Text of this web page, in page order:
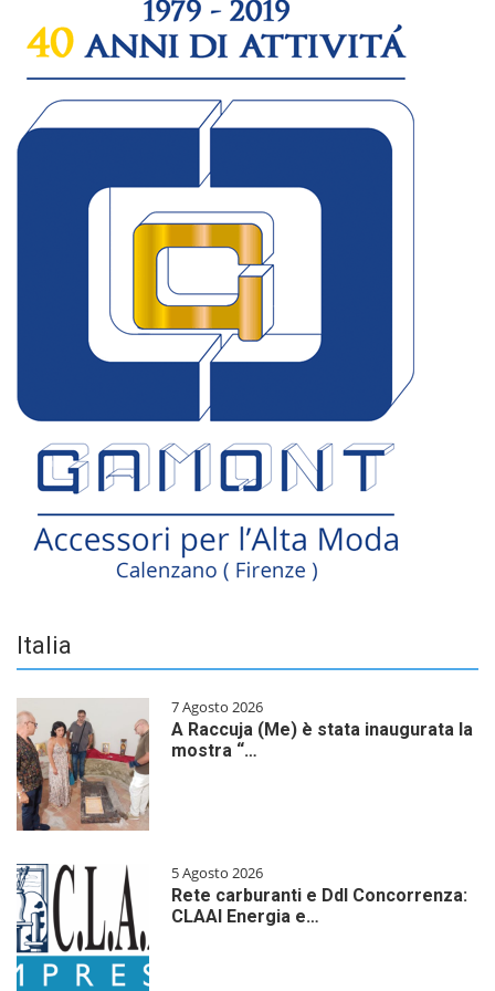
Italia
7 Agosto 2026
A Raccuja (Me) è stata inaugurata la
mostra “…
5 Agosto 2026
Rete carburanti e Ddl Concorrenza:
CLAAI Energia e…